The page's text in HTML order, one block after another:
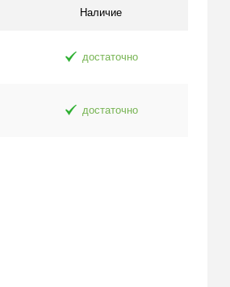
Наличие
достаточно
достаточно